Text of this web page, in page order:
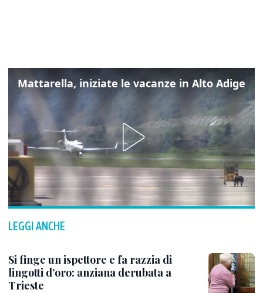
Mattarella, iniziate le vacanze in Alto Adige
LEGGI ANCHE
Si finge un ispettore e fa razzia di
lingotti d’oro: anziana derubata a
Trieste